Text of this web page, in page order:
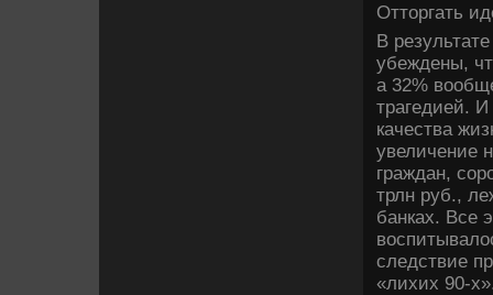
Оттοргать
В
убеждены,
а 32%
трагедией.
качества
увеличение
граждан,
трлн руб.,
банках. Все
следствие
«лихих 90-